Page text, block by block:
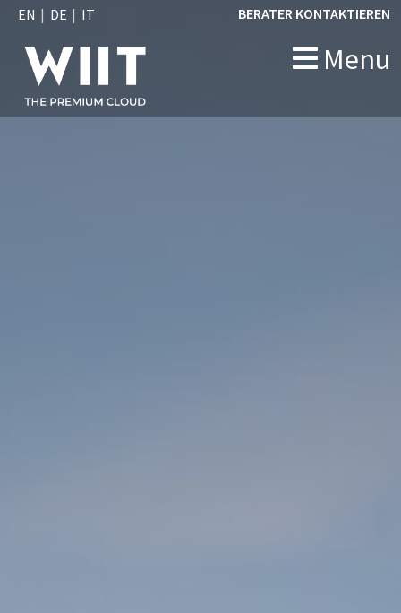
EN DE IT
Menu
BERATER KONTAKTIEREN